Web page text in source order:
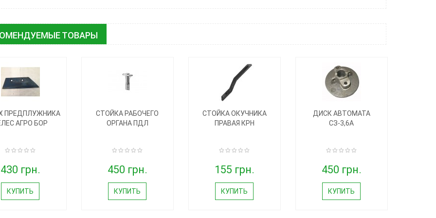
ТОВАРЫ
ПРЕДПЛУЖНИКА
АГРО БОР
430 грн.
КУПИТЬ
СТОЙКА РАБОЧЕГО
ОРГАНА ПДЛ
450 грн.
КУПИТЬ
СТОЙКА ОКУЧНИКА
ПРАВАЯ КРН
155 грн.
КУПИТЬ
ДИСК АВТОМАТА
СЗ-3,6А
450 грн.
КУПИТЬ